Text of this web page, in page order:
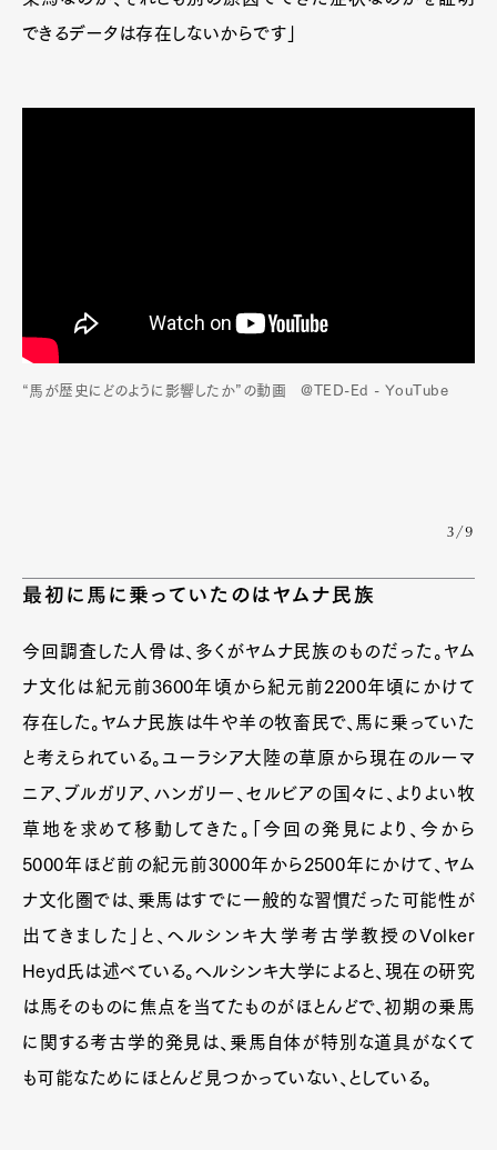
できるデータは存在しないからです」
“馬が歴史にどのように影響したか”の動画 @TED-Ed - YouTube
3/9
最初に馬に乗っていたのはヤムナ民族
今回調査した人骨は、多くがヤムナ民族のものだった。ヤム
ナ文化は紀元前3600年頃から紀元前2200年頃にかけて
存在した。ヤムナ民族は牛や羊の牧畜民で、馬に乗っていた
と考えられている。ユーラシア大陸の草原から現在のルーマ
ニア、ブルガリア、ハンガリー、セルビアの国々に、よりよい牧
草地を求めて移動してきた。「今回の発見により、今から
5000年ほど前の紀元前3000年から2500年にかけて、ヤム
ナ文化圏では、乗馬はすでに一般的な習慣だった可能性が
出てきました」と、ヘルシンキ大学考古学教授のVolker
Heyd氏は述べている。ヘルシンキ大学によると、現在の研究
は馬そのものに焦点を当てたものがほとんどで、初期の乗馬
に関する考古学的発見は、乗馬自体が特別な道具がなくて
も可能なためにほとんど見つかっていない、としている。